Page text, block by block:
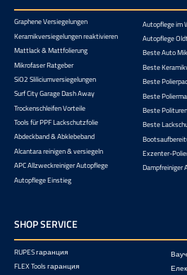
Graphene Versiegelungen
Keramikversiegelungen reaktivieren
Mattlack & Mattfolierung
Mikrofaser Ratgeber
SiO2 Sliliciumversiegelungen
Surf City Garage Dash Away
Trockenschleifen Vorteile
Tools für PPF Lackschutzfolie
Abdeckband & Abklebeband
Alcantara reinigen & versiegeln
APC Allzweckreiniger Autopflege
Autopflege Einstieg
Autopflege im
Autopflege
Beste Auto
Beste
Beste
Beste
Beste
Beste
Exzenter-
Dampfreiniger
SHOP SERVICE
RUPES гаранция
FLEX Tools гаранция